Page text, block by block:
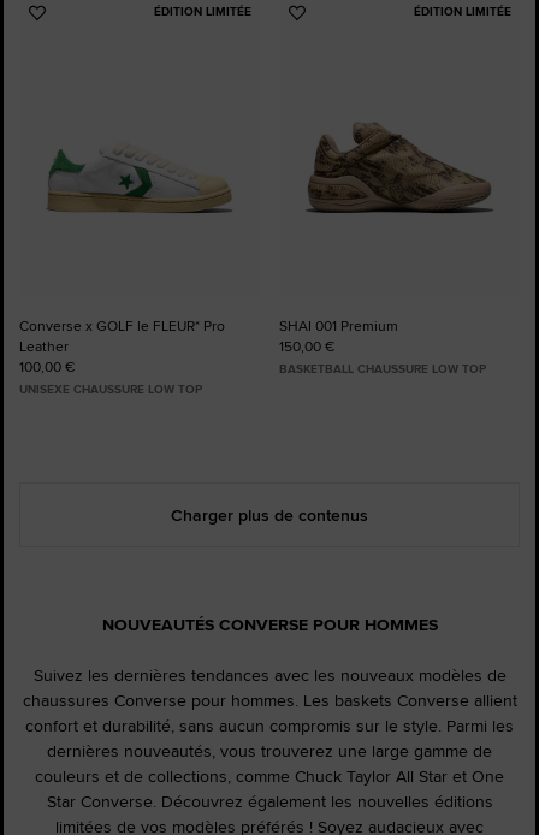
ÉDITION LIMITÉE
Ajouter
Converse x GOLF le FLEUR* Pro
Leather
100,00 €
UNISEXE CHAUSSURE LOW TOP
ÉDITION LIMITÉE
Ajouter
SHAI 001 Premium
150,00 €
BASKETBALL CHAUSSURE LOW TOP
Charger plus de contenus
NOUVEAUTÉS CONVERSE POUR HOMMES
Suivez les dernières tendances avec les nouveaux modèles de
chaussures Converse pour hommes. Les baskets Converse allient
confort et durabilité, sans aucun compromis sur le style. Parmi les
dernières nouveautés, vous trouverez une large gamme de
couleurs et de collections, comme Chuck Taylor All Star et One
Star Converse. Découvrez également les nouvelles éditions
limitées de vos modèles préférés ! Soyez audacieux avec